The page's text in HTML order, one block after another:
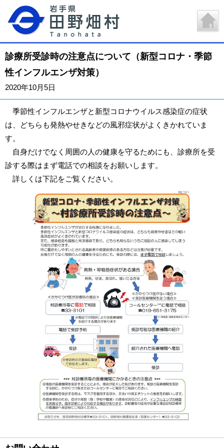
診療所受診時の注意点について（新型コロナ・季節
性インフルエンザ対策）
2020年10月5日
季節性インフルエンザと新型コロナウイルス感染症の症状
は、どちらも発熱やせきなどの風邪症状がよくきかれていま
す。
自身だけでなく周囲の人の健康を守るためにも、診療所を受
診する際はまず電話での相談をお願いします。
詳しくは下記をご覧ください。